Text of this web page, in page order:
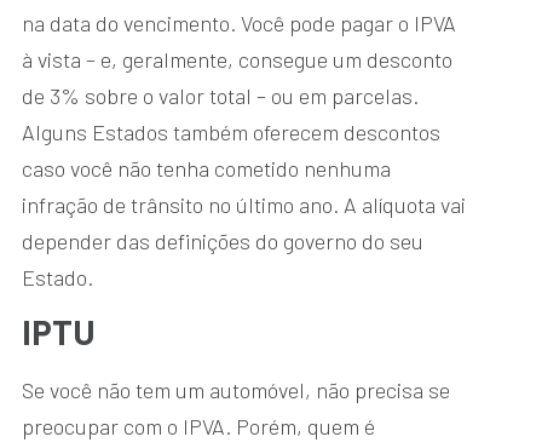
na data do vencimento. Você pode pagar o IPVA
à vista – e, geralmente, consegue um desconto
de 3% sobre o valor total – ou em parcelas.
Alguns Estados também oferecem descontos
caso você não tenha cometido nenhuma
infração de trânsito no último ano. A alíquota vai
depender das definições do governo do seu
Estado.
IPTU
Se você não tem um automóvel, não precisa se
preocupar com o IPVA. Porém, quem é